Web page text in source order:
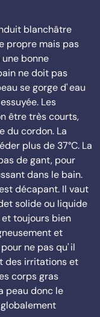
blanchâtre
propre mais pas
bonne
ne doit pas
se gorge d' eau
Les
être très courts,
du cordon. La
plus de 37°C. La
de gant, pour
dans le bain.
décapant. Il vaut
solide ou liquide
toujours bien
et
ne pas qu' il
des irritations et
corps gras
peau donc le